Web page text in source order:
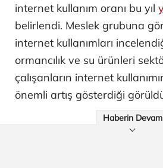
internet kullanım oranı bu yıl
belirlendi. Meslek grubuna
internet kullanımları
ormancılık ve su ürünleri
çalışanların internet
önemli artış gösterdiği
Haberin